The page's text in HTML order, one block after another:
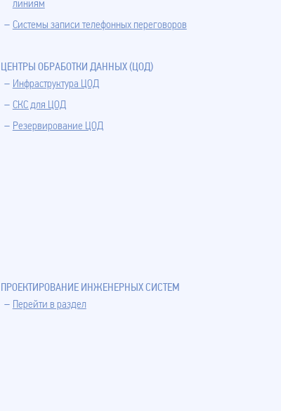
линиям
Системы записи телефонных переговоров
ЦЕНТРЫ ОБРАБОТКИ ДАННЫХ (ЦОД)
Инфраструктура ЦОД
СКС для ЦОД
Резервирование ЦОД
ПРОЕКТИРОВАНИЕ ИНЖЕНЕРНЫХ СИСТЕМ
Перейти в раздел